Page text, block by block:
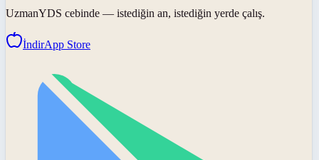
UzmanYDS cebinde — istediğin an, istediğin yerde çalış.
İndirApp Store